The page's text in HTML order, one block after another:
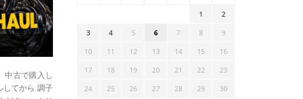
中古で購入し
してから 調子
1
2
3
4 5 6 7 8
9
10
11 12 13 14 15
16
17
18 19 20 21 22
23
24
25 26 27 28 29
30